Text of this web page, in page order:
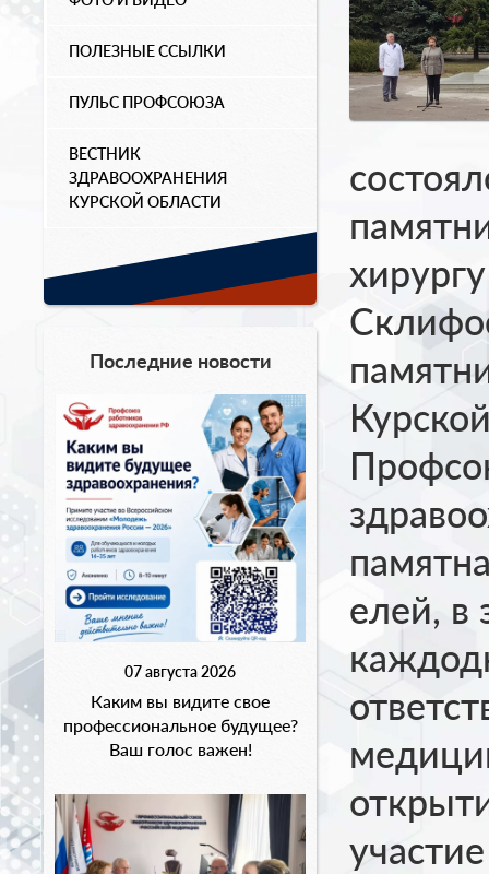
ПОЛЕЗНЫЕ ССЫЛКИ
ПУЛЬС ПРОФСОЮЗА
ВЕСТНИК
ЗДРАВООХРАНЕНИЯ
КУРСКОЙ ОБЛАСТИ
Последние новости
07 августа 2026
Каким вы видите свое
профессиональное будущее?
Ваш голос важен!
елей, в